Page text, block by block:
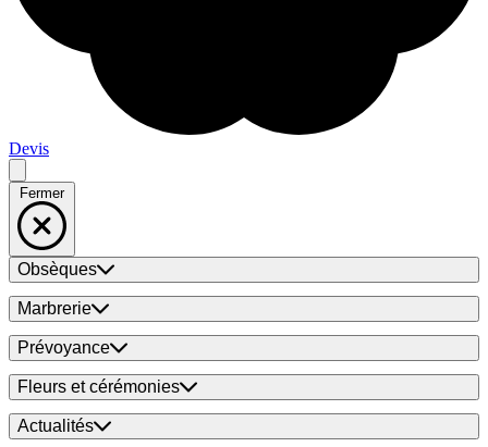
Devis
Fermer
Obsèques
Marbrerie
Prévoyance
Fleurs et cérémonies
Actualités